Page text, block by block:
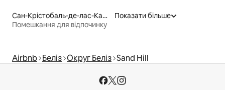
Сан-Крістобаль-де-лас-Касас
Помешкання для відпочинку
Показати більше
Airbnb Беліз Округ Беліз Sand Hill